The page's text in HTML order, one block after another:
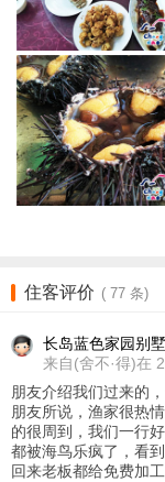
住客评价 ( 77 条)
长岛蓝色家园别墅
来自(舍不·得)在
朋友介绍我们过来的
朋友所说，渔家很热
的很周到，我们一行
都被海鸟乐疯了，看
回来老板都给免费加